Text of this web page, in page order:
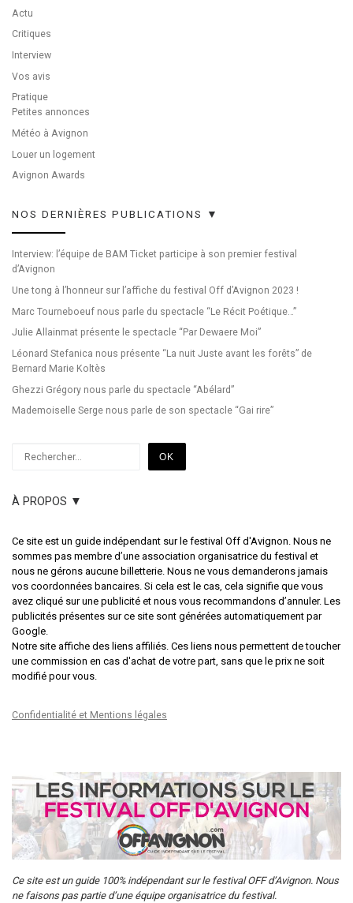
Actu
Critiques
Interview
Vos avis
Pratique
Petites annonces
Météo à Avignon
Louer un logement
Avignon Awards
NOS DERNIÈRES PUBLICATIONS ▼
Interview: l’équipe de BAM Ticket participe à son premier festival
d’Avignon
Une tong à l’honneur sur l’affiche du festival Off d’Avignon 2023 !
Marc Tourneboeuf nous parle du spectacle “Le Récit Poétique…”
Julie Allainmat présente le spectacle “Par Dewaere Moi”
Léonard Stefanica nous présente “La nuit Juste avant les forêts” de
Bernard Marie Koltès
Ghezzi Grégory nous parle du spectacle “Abélard”
Mademoiselle Serge nous parle de son spectacle “Gai rire”
OK
À PROPOS ▼
Ce site est un guide indépendant sur le festival Off d'Avignon. Nous ne
sommes pas membre d’une association organisatrice du festival et
nous ne gérons aucune billetterie. Nous ne vous demanderons jamais
vos coordonnées bancaires. Si cela est le cas, cela signifie que vous
avez cliqué sur une publicité et nous vous recommandons d’annuler. Les
publicités présentes sur ce site sont générées automatiquement par
Google.
Notre site affiche des liens affiliés. Ces liens nous permettent de toucher
une commission en cas d'achat de votre part, sans que le prix ne soit
modifié pour vous.
Confidentialité et Mentions légales
Ce site est un guide 100% indépendant sur le festival OFF d’Avignon. Nous
ne faisons pas partie d’une équipe organisatrice du festival.